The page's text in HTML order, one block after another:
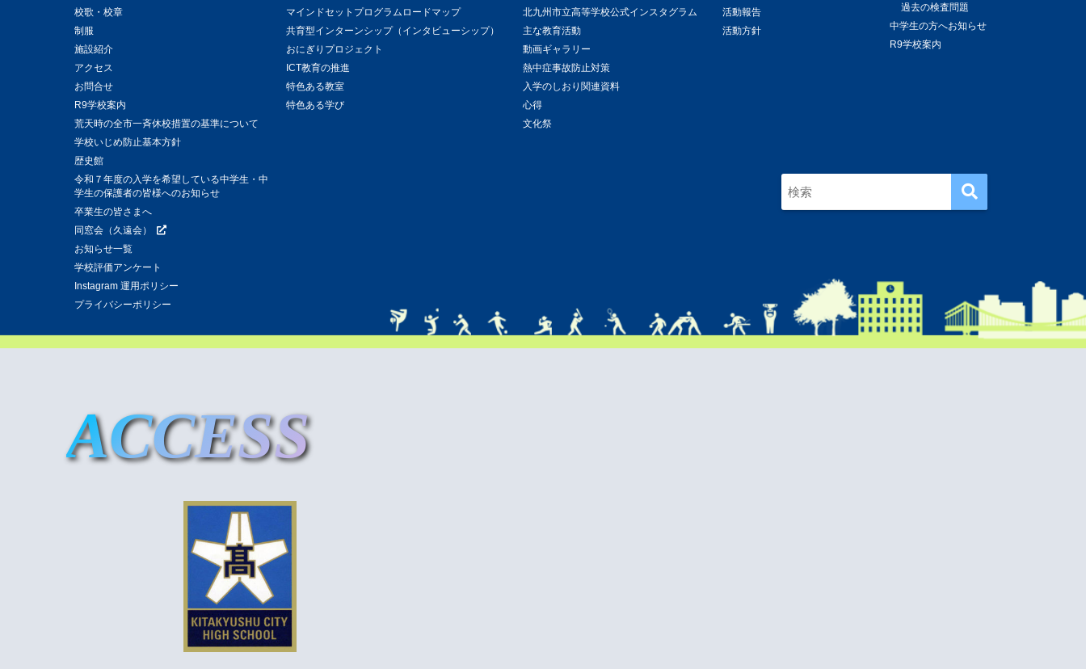
校歌・校章
制服
施設紹介
アクセス
お問合せ
R9学校案内
荒天時の全市一斉休校措置の基準について
学校いじめ防止基本方針
歴史館
令和７年度の入学を希望している中学生・中
学生の保護者の皆様へのお知らせ
卒業生の皆さまへ
同窓会（久遠会）
お知らせ一覧
学校評価アンケート
Instagram 運用ポリシー
プライバシーポリシー
マインドセットプログラムロードマップ
共育型インターンシップ（インタビューシップ）
おにぎりプロジェクト
ICT教育の推進
特色ある教室
特色ある学び
北九州市立高等学校公式インスタグラム
主な教育活動
動画ギャラリー
熱中症事故防止対策
入学のしおり関連資料
心得
文化祭
活動報告
活動方針
過去の検査問題
中学生の方へお知らせ
R9学校案内
ACCESS